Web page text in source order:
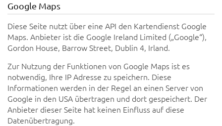
Google Maps
Diese Seite nutzt über eine API den Kartendienst Google
Maps. Anbieter ist die Google Ireland Limited („Google“),
Gordon House, Barrow Street, Dublin 4, Irland.
Zur Nutzung der Funktionen von Google Maps ist es
notwendig, Ihre IP Adresse zu speichern. Diese
Informationen werden in der Regel an einen Server von
Google in den USA übertragen und dort gespeichert. Der
Anbieter dieser Seite hat keinen Einfluss auf diese
Datenübertragung.